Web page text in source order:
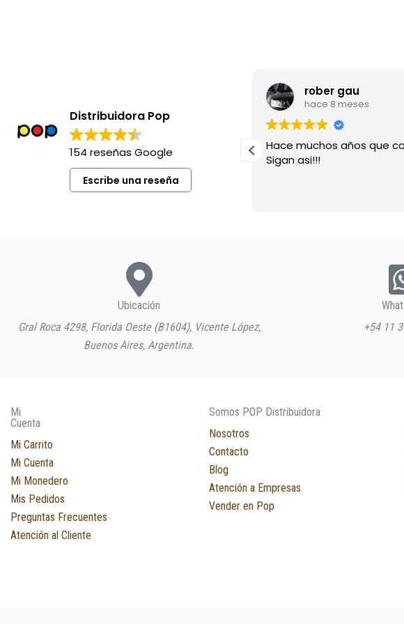
Distribuidora Pop
154 reseñas Google
Escribe una reseña
Excelente siempre !
rober gau
hace 8 meses
Hace muchos años que
Sigan asi!!!
Ubicación
Gral Roca 4298, Florida Oeste (B1604), Vicente López,
Buenos Aires, Argentina.
+54 11
Mi
Cuenta
Mi Carrito
Mi Cuenta
Mi Monedero
Mis Pedidos
Preguntas Frecuentes
Atención al Cliente
Somos POP Distribuidora
Nosotros
Contacto
Blog
Atención a Empresas
Vender en Pop